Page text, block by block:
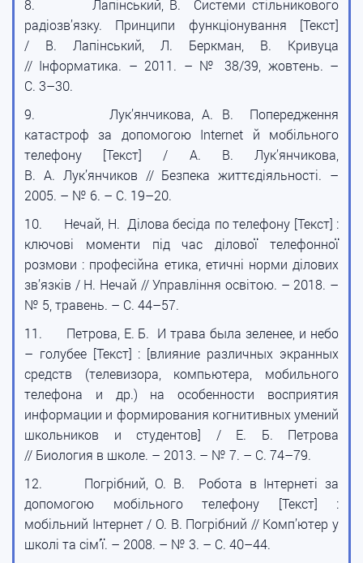
8. Лапінський, В. Системи стільникового
радіозв’язку. Принципи функціонування [Текст]
/ В. Лапінський, Л. Беркман, В. Кривуца
// Інформатика. – 2011. – № 38/39, жовтень. –
С. 3–30.
9.Лук’янчикова, А. В. Попередження
катастроф за допомогою Internet й мобільного
телефону [Текст] / А. В. Лук’янчикова,
В. А. Лук’янчиков // Безпека життєдіяльності. –
2005. – № 6. – С. 19–20.
10. Нечай, Н. Ділова бесіда по телефону [Текст] :
ключові моменти під час ділової телефонної
розмови : професійна етика, етичні норми ділових
зв’язків / Н. Нечай // Управління освітою. – 2018. –
№ 5, травень. – С. 44–57.
11. Петрова, Е. Б. И трава была зеленее, и небо
– голубее [Текст] : [влияние различных экранных
средств (телевизора, компьютера, мобильного
телефона и др.) на особенности восприятия
информации и формирования когнитивных умений
школьников и студентов] / Е. Б. Петрова
// Биология в школе. – 2013. – № 7. – С. 74–79.
12. Погрібний, О. В. Робота в Інтернеті за
допомогою мобільного телефону [Текст] :
мобільний Інтернет / О. В. Погрібний // Комп’ютер у
школі та сім’ї. – 2008. – № 3. – С. 40–44.